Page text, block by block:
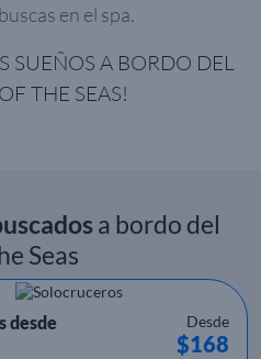
en el spa.
SUEÑOS A BORDO DEL
THE SEAS!
a bordo del
Seas
desde
Desde
$168